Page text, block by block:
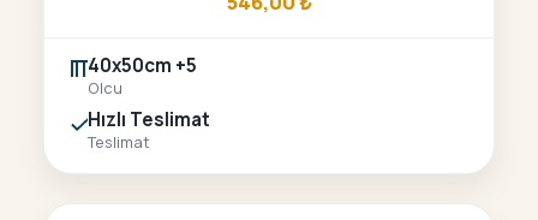
40x50cm +5
Olcu
Hızlı Teslimat
Teslimat